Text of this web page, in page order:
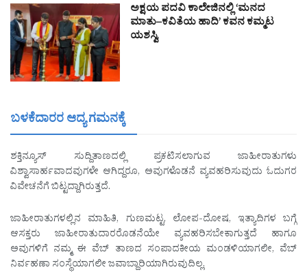
ಅಕ್ಷಯ ಪದವಿ ಕಾಲೇಜಿನಲ್ಲಿ ‘ಮನದ
ಮಾತು–ಕವಿತೆಯ ಹಾದಿ’ ಕವನ ಕಮ್ಮಟ
ಯಶಸ್ವಿ
ಬಳಕೆದಾರರ ಆದ್ಯ ಗಮನಕ್ಕೆ
ಶಕ್ತಿನ್ಯೂಸ್ ಸುದ್ದಿತಾಣದಲ್ಲಿ ಪ್ರಕಟಿಸಲಾಗುವ ಜಾಹೀರಾತುಗಳು
ವಿಶ್ವಾಸಾರ್ಹವಾದವುಗಳೇ ಆಗಿದ್ದರೂ, ಅವುಗಳೊಡನೆ ವ್ಯವಹರಿಸುವುದು ಓದುಗರ
ವಿವೇಚನೆಗೆ ಬಿಟ್ಟದ್ದಾಗಿರುತ್ತದೆ.
ಜಾಹೀರಾತುಗಳಲ್ಲಿನ ಮಾಹಿತಿ, ಗುಣಮಟ್ಟ, ಲೋಪ-ದೋಷ, ಇತ್ಯಾದಿಗಳ ಬಗ್ಗೆ
ಆಸಕ್ತರು ಜಾಹೀರಾತುದಾರರೊಡನೆಯೇ ವ್ಯವಹರಿಸಬೇಕಾಗುತ್ತದೆ ಹಾಗೂ
ಅವುಗಳಿಗೆ ನಮ್ಮ ಈ ವೆಬ್ ತಾಣದ ಸಂಪಾದಕೀಯ ಮಂಡಳಿಯಾಗಲೀ, ವೆಬ್
ನಿರ್ವಹಣಾ ಸಂಸ್ಥೆಯಾಗಲೀ ಜವಾಬ್ದಾರಿಯಾಗಿರುವುದಿಲ್ಲ.